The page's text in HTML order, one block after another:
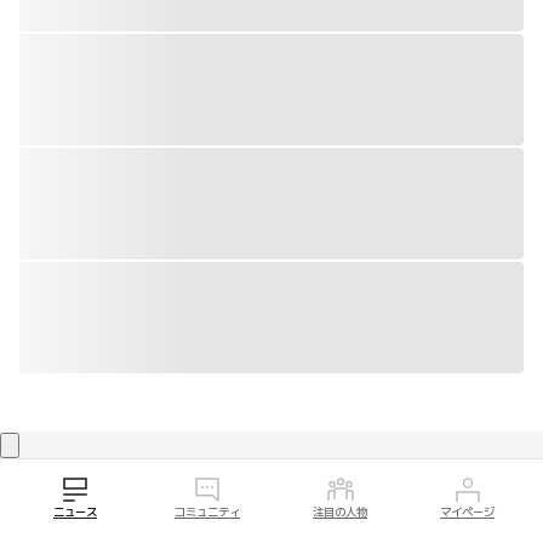
韓国経済メディアグループ
ニュース コミュニティ 注目の人物 マイページ